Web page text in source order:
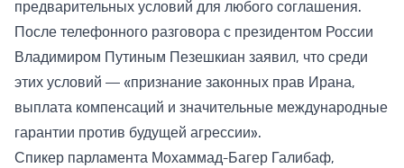
предварительных условий для любого соглашения.
После телефонного разговора с президентом России
Владимиром Путиным Пезешкиан заявил, что среди
этих условий — «признание законных прав Ирана,
выплата компенсаций и значительные международные
гарантии против будущей агрессии».
Спикер парламента Мохаммад-Багер Галибаф,